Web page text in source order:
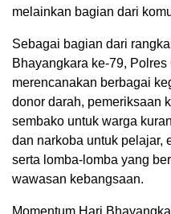
melainkan bagian dari
Sebagai bagian dari
Bhayangkara ke-79,
merencanakan berbagai
donor darah, pemeriksaan
sembako untuk warga
dan narkoba untuk pelajar,
serta lomba-lomba yang
wawasan kebangsaan.
Momentum Hari